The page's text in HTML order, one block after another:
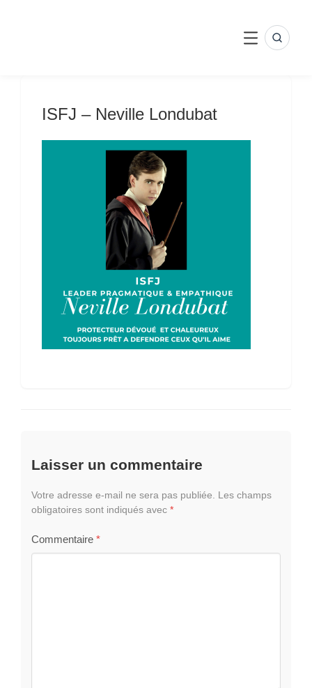
MENU
ISFJ – Neville Londubat
Laisser un commentaire
Votre adresse e-mail ne sera pas publiée.
Les champs
obligatoires sont indiqués avec *
Commentaire *